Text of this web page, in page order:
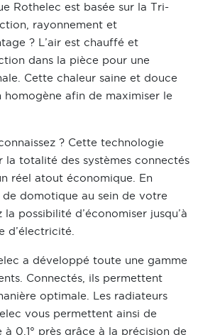
Rothelec est basée sur la Tri-
rayonnement et
? L’air est chauffé et
dans la pièce pour une
Cette chaleur saine et douce
afin de maximiser le
? Cette technologie
la totalité des systèmes connectés
réel atout économique. En
de domotique au sein de votre
possibilité d’économiser jusqu’à
d’électricité.
a développé toute une gamme
Connectés, ils permettent
optimale. Les radiateurs
vous permettent ainsi de
0.1° près grâce à la précision de